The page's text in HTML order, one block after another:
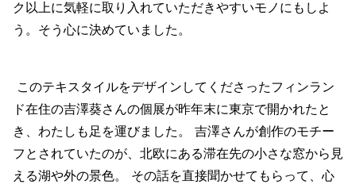
ク以上に気軽に取り入れていただきやすいモノにもしよ
う。そう心に決めていました。
このテキスタイルをデザインしてくださったフィンラン
ド在住の吉澤葵さんの個展が昨年末に東京で開かれたと
き、わたしも足を運びました。 吉澤さんが創作のモチー
フとされていたのが、北欧にある滞在先の小さな窓から見
える湖や外の景色。 その話を直接聞かせてもらって、心